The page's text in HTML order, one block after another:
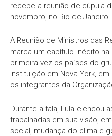
recebe a reunião de cúpula
novembro, no Rio de Janeiro.
A Reunião de Ministros das
marca um capítulo inédito na
primeira vez os países do
instituição em Nova York,
os integrantes da
Durante a fala, Lula elencou
trabalhadas em sua visão,
social, mudança do clima e